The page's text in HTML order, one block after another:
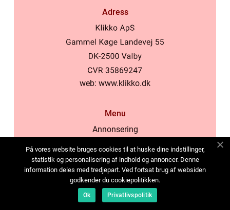
Adress
web: www.klikko.dk
Menu
Annonsering
Cookies
Kontakta oss
Sitemap
På vores website bruges cookies til at huske dine indstillinger,
statistik og personalisering af indhold og annoncer. Denne
information deles med tredjepart. Ved fortsat brug af websiden
godkender du cookiepolitikken.
Ok Privatlivspolitik